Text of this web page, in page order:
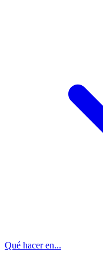
Qué hacer en...